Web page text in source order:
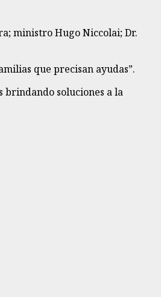
ministro Hugo Niccolai; Dr.
que precisan ayudas”.
brindando soluciones a la